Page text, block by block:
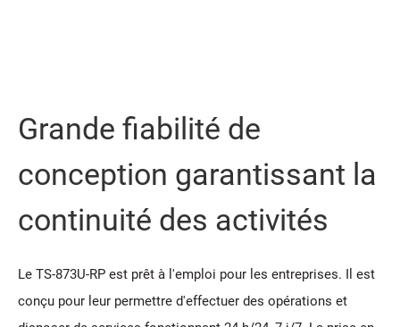
Grande fiabilité de
conception garantissant la
continuité des activités
Le TS-873U-RP est prêt à l'emploi pour les entreprises. Il est
conçu pour leur permettre d'effectuer des opérations et